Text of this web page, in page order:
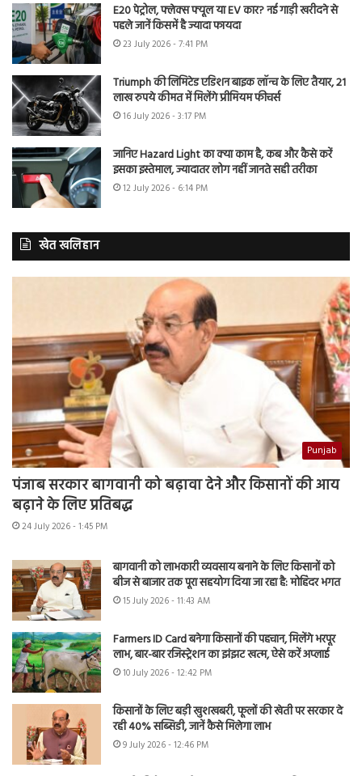
E20 पेट्रोल, फ्लेक्स फ्यूल या EV कार? नई गाड़ी खरीदने से
पहले जानें किसमें है ज्यादा फायदा
23 July 2026 - 7:41 PM
Triumph की लिमिटेड एडिशन बाइक लॉन्च के लिए तैयार, 21
लाख रुपये कीमत में मिलेंगे प्रीमियम फीचर्स
16 July 2026 - 3:17 PM
जानिए Hazard Light का क्या काम है, कब और कैसे करें
इसका इस्तेमाल, ज्यादातर लोग नहीं जानते सही तरीका
12 July 2026 - 6:14 PM
खेत खलिहान
Punjab
पंजाब सरकार बागवानी को बढ़ावा देने और किसानों की आय
बढ़ाने के लिए प्रतिबद्ध
24 July 2026 - 1:45 PM
बागवानी को लाभकारी व्यवसाय बनाने के लिए किसानों को
बीज से बाजार तक पूरा सहयोग दिया जा रहा है: मोहिंदर भगत
15 July 2026 - 11:43 AM
Farmers ID Card बनेगा किसानों की पहचान, मिलेंगे भरपूर
लाभ, बार-बार रजिस्ट्रेशन का झंझट खत्म, ऐसे करें अप्लाई
10 July 2026 - 12:42 PM
किसानों के लिए बड़ी खुशखबरी, फूलों की खेती पर सरकार दे
रही 40% सब्सिडी, जानें कैसे मिलेगा लाभ
9 July 2026 - 12:46 PM